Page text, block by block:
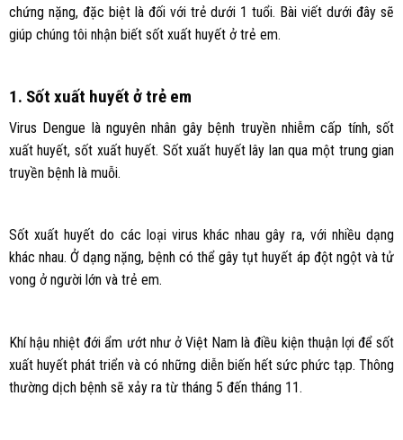
chứng nặng, đặc biệt là đối với trẻ dưới 1 tuổi. Bài viết dưới đây sẽ
giúp chúng tôi nhận biết sốt xuất huyết ở trẻ em.
1. Sốt xuất huyết ở trẻ em
Virus Dengue là nguyên nhân gây bệnh truyền nhiễm cấp tính, sốt
xuất huyết, sốt xuất huyết. Sốt xuất huyết lây lan qua một trung gian
truyền bệnh là muỗi.
Sốt xuất huyết do các loại virus khác nhau gây ra, với nhiều dạng
khác nhau. Ở dạng nặng, bệnh có thể gây tụt huyết áp đột ngột và tử
vong ở người lớn và trẻ em.
Khí hậu nhiệt đới ẩm ướt như ở Việt Nam là điều kiện thuận lợi để sốt
xuất huyết phát triển và có những diễn biến hết sức phức tạp. Thông
thường dịch bệnh sẽ xảy ra từ tháng 5 đến tháng 11.